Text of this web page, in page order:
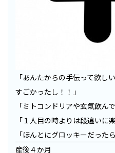
「あんたからの手伝って欲し
すごかったし！！」
「ミトコンドリアや玄氣飲ん
「１人目の時よりは段違いに楽
「ほんとにグロッキーだった
産後４か月